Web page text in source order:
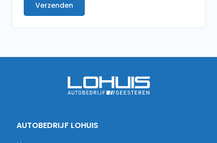
Verzenden
AUTOBEDRIJF LOHUIS